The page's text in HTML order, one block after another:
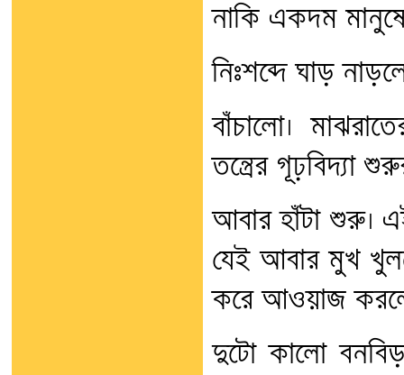
নাকি একদম
নিঃশব্দে ঘাড়
বাঁচালো।
তন্ত্রের গূঢ়বিদ্যা
আবার হাঁটা শুরু।
যেই আবার মুখ
করে আওয়াজ
দুটো কালো